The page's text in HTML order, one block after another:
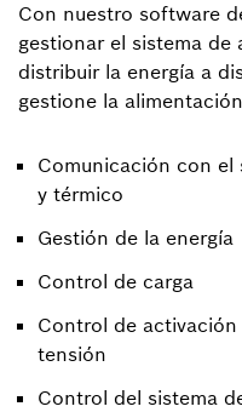
Con nuestro software
gestionar el sistema
distribuir la energía a
gestione la
Comunicación con el
y térmico
Gestión de la energía
Control de carga
Control de
tensión
Control del sistema